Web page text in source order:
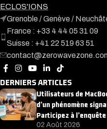
ECLOS'IONS
Grenoble / Genève /
France : +33 4 44 05 31 09
Suisse : +41 22 519 63 51
DERNIERS ARTICLES
Utilisateurs de
d’un phénomène
Participez à l’enquête
02 Août 2026